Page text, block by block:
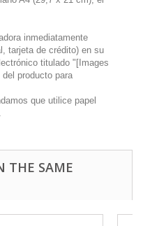
inmediatamente
tarjeta de crédito) en su
titulado "[Images
producto para
que utilice papel
THE SAME